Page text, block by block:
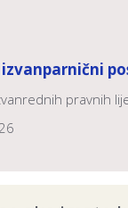
pravnih